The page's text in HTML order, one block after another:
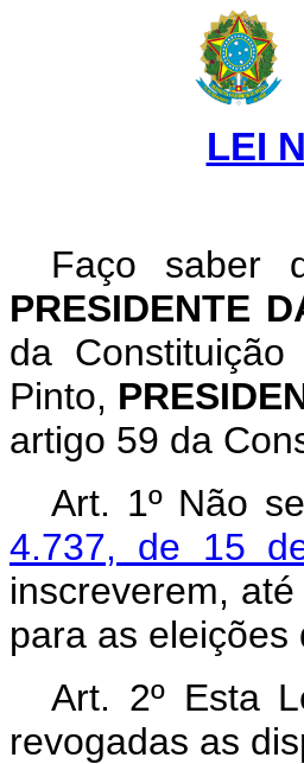
LEI
Faço saber
PRESIDENTE
da
Pinto,
artigo 59 da
Art. 1º Não
4.737, de 15
inscreverem,
para as eleições
Art. 2º Esta
revogadas as